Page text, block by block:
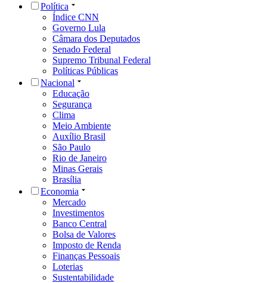
Política
Índice CNN
Governo Lula
Câmara dos Deputados
Senado Federal
Supremo Tribunal Federal
Políticas Públicas
Nacional
Educação
Segurança
Clima
Meio Ambiente
Auxílio Brasil
São Paulo
Rio de Janeiro
Minas Gerais
Brasília
Economia
Mercado
Investimentos
Banco Central
Bolsa de Valores
Imposto de Renda
Finanças Pessoais
Loterias
Sustentabilidade